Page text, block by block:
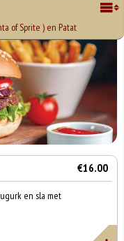
of Sprite ) en Patat
€16.00
en sla met